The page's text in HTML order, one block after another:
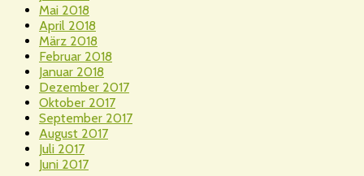
Mai 2018
April 2018
März 2018
Februar 2018
Januar 2018
Dezember 2017
Oktober 2017
September 2017
August 2017
Juli 2017
Juni 2017